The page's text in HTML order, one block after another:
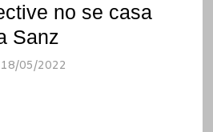
no se casa
Sanz
18/05/2022